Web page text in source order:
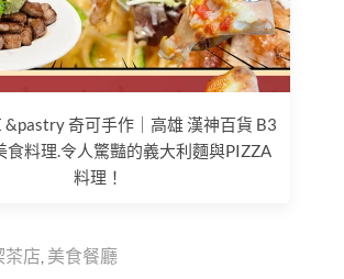
&pastry 奇可手作｜高雄 漢神百貨 B3
食料理.令人驚豔的義大利麵與PIZZA
料理！
茶店 美食餐廳